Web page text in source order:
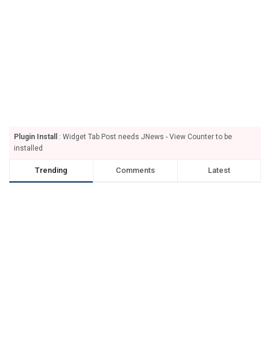
Plugin Install
: Widget Tab Post needs JNews - View Counter to be
installed
Trending Comments Latest